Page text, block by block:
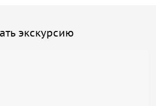
экскурсию